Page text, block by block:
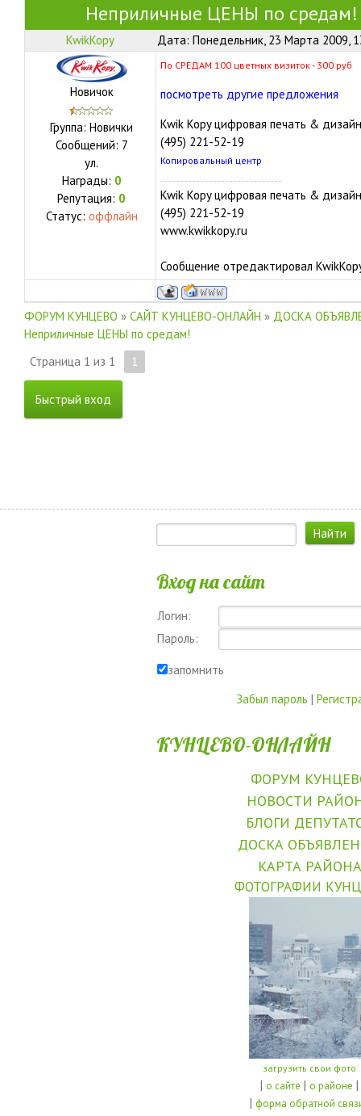
Неприличные ЦЕНЫ по средам!
KwikKopy Дата: Понедельник, 23 Марта 2009,
Новичок
Группа: Новички
Сообщений: 7
ул.
Награды: 0
Репутация: 0
Статус: оффлайн
По СРЕДАМ 100 цветных визиток - 300 руб
посмотреть другие предложения
Kwik Kopy цифровая печать & дизайн
(495) 221-52-19
Копировальный центр
Kwik Kopy цифровая печать & дизайн
(495) 221-52-19
www.kwikkopy.ru
Сообщение отредактировал
ФОРУМ КУНЦЕВО » САЙТ КУНЦЕВО-ОНЛАЙН » ДОСКА
Неприличные ЦЕНЫ по средам!
Страница 1 из 1 1
Вход на сайт
Логин:
Пароль:
запомнить
Забыл пароль |
КУНЦЕВО-ОНЛАЙН
ФОРУМ
НОВОСТИ
БЛОГИ
ДОСКА
КАРТА РАЙОНА
ФОТОГРАФИИ
загрузить свои фото
| о сайте | о районе |
| форма обратной